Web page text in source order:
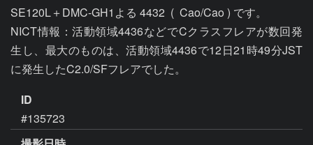
SE120L＋DMC-GH1よる 4432  (  Cao/Cao ) です。
NICT情報：活動領域4436などでCクラスフレアが数回発
生し、最大のものは、活動領域4436で12日21時49分JST
ID
#135723